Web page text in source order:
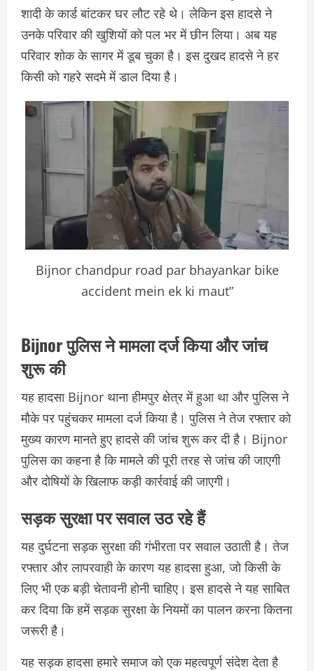
शादी के कार्ड बांटकर घर लौट रहे थे। लेकिन इस हादसे ने
उनके परिवार की खुशियों को पल भर में छीन लिया। अब यह
परिवार शोक के सागर में डूब चुका है। इस दुखद हादसे ने हर
किसी को गहरे सदमे में डाल दिया है।
Bijnor chandpur road par bhayankar bike
accident mein ek ki maut”
Bijnor पुलिस ने मामला दर्ज किया और जांच
शुरू की
यह हादसा Bijnor थाना हीमपुर क्षेत्र में हुआ था और पुलिस ने
मौके पर पहुंचकर मामला दर्ज किया है। पुलिस ने तेज रफ्तार को
मुख्य कारण मानते हुए हादसे की जांच शुरू कर दी है। Bijnor
पुलिस का कहना है कि मामले की पूरी तरह से जांच की जाएगी
और दोषियों के खिलाफ कड़ी कार्रवाई की जाएगी।
सड़क सुरक्षा पर सवाल उठ रहे हैं
यह दुर्घटना सड़क सुरक्षा की गंभीरता पर सवाल उठाती है। तेज
रफ्तार और लापरवाही के कारण यह हादसा हुआ, जो किसी के
लिए भी एक बड़ी चेतावनी होनी चाहिए। इस हादसे ने यह साबित
कर दिया कि हमें सड़क सुरक्षा के नियमों का पालन करना कितना
जरूरी है।
यह सड़क हादसा हमारे समाज को एक महत्वपूर्ण संदेश देता है